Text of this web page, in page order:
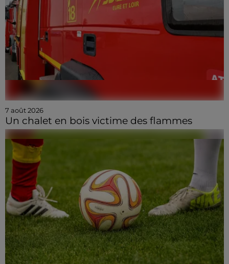
7 août 2026
Un chalet en bois victime des flammes